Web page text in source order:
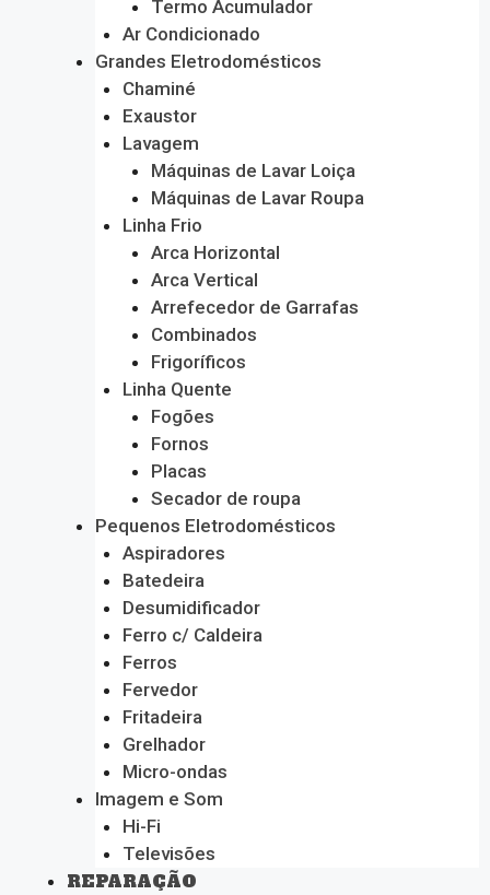
Termo Acumulador
Ar Condicionado
Grandes Eletrodomésticos
Chaminé
Exaustor
Lavagem
Máquinas de Lavar Loiça
Máquinas de Lavar Roupa
Linha Frio
Arca Horizontal
Arca Vertical
Arrefecedor de Garrafas
Combinados
Frigoríficos
Linha Quente
Fogões
Fornos
Placas
Secador de roupa
Pequenos Eletrodomésticos
Aspiradores
Batedeira
Desumidificador
Ferro c/ Caldeira
Ferros
Fervedor
Fritadeira
Grelhador
Micro-ondas
Imagem e Som
Hi-Fi
Televisões
REPARAÇÃO